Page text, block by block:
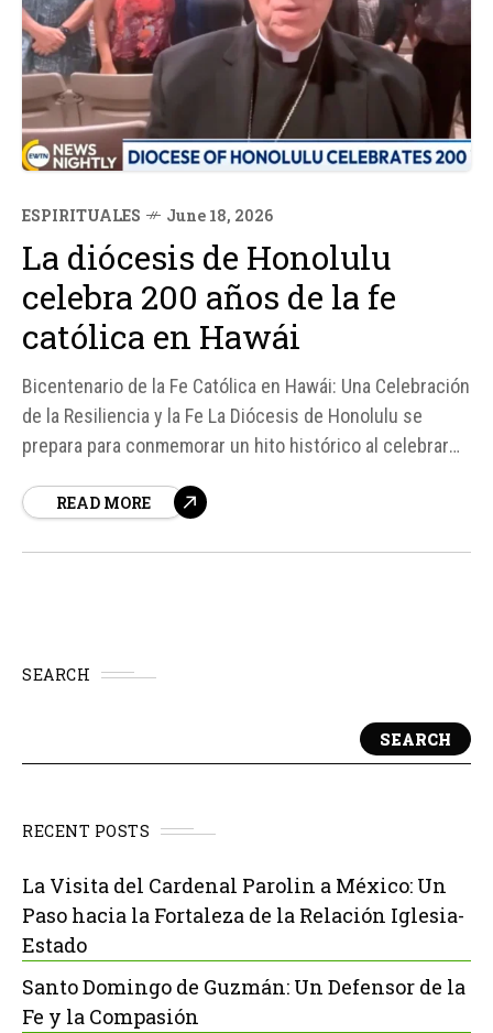
ESPIRITUALES June 18, 2026
La diócesis de Honolulu
celebra 200 años de la fe
católica en Hawái
Bicentenario de la Fe Católica en Hawái: Una Celebración
de la Resiliencia y la Fe La Diócesis de Honolulu se
prepara para conmemorar un hito histórico al celebrar
Estados Unidos. Según fuentes, la diócesis anunció las
READ MORE
SEARCH
SEARCH
RECENT POSTS
La Visita del Cardenal Parolin a México: Un
Paso hacia la Fortaleza de la Relación Iglesia-
Estado
Santo Domingo de Guzmán: Un Defensor de la
Fe y la Compasión